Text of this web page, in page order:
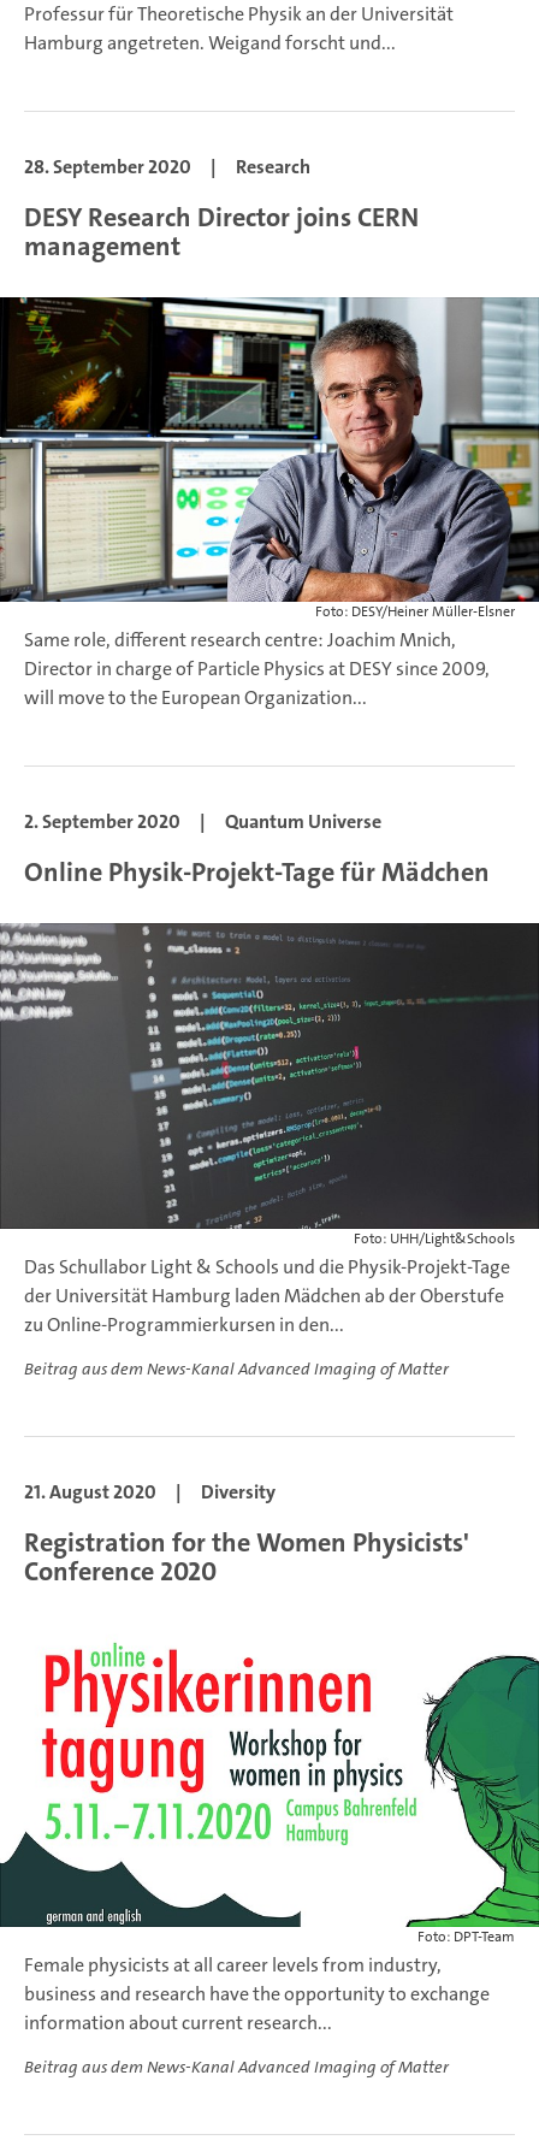
Professur für Theoretische Physik an der Universität
Hamburg angetreten. Weigand forscht und...
28. September 2020 | Research
DESY Research Director joins CERN
management
Foto: DESY/Heiner Müller-Elsner
Same role, different research centre: Joachim Mnich,
Director in charge of Particle Physics at DESY since 2009,
will move to the European Organization...
2. September 2020 | Quantum Universe
Online Physik-Projekt-Tage für Mädchen
Foto: UHH/Light&Schools
Das Schullabor Light & Schools und die Physik-Projekt-Tage
der Universität Hamburg laden Mädchen ab der Oberstufe
zu Online-Programmierkursen in den...
Beitrag aus dem News-Kanal Advanced Imaging of Matter
21. August 2020 | Diversity
Registration for the Women Physicists'
Conference 2020
Foto: DPT-Team
Female physicists at all career levels from industry,
business and research have the opportunity to exchange
information about current research...
Beitrag aus dem News-Kanal Advanced Imaging of Matter